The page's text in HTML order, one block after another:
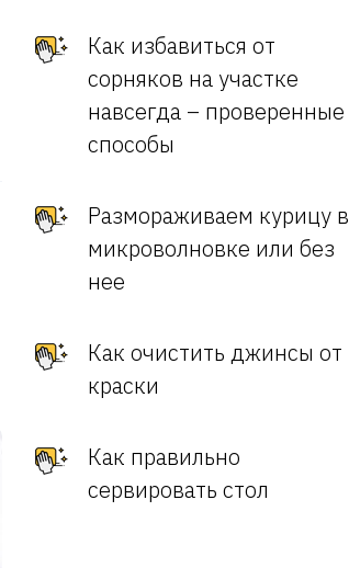
Как избавиться от
сорняков на участке
навсегда – проверенные
способы
Размораживаем курицу в
микроволновке или без
нее
Как очистить джинсы от
краски
Как правильно
сервировать стол